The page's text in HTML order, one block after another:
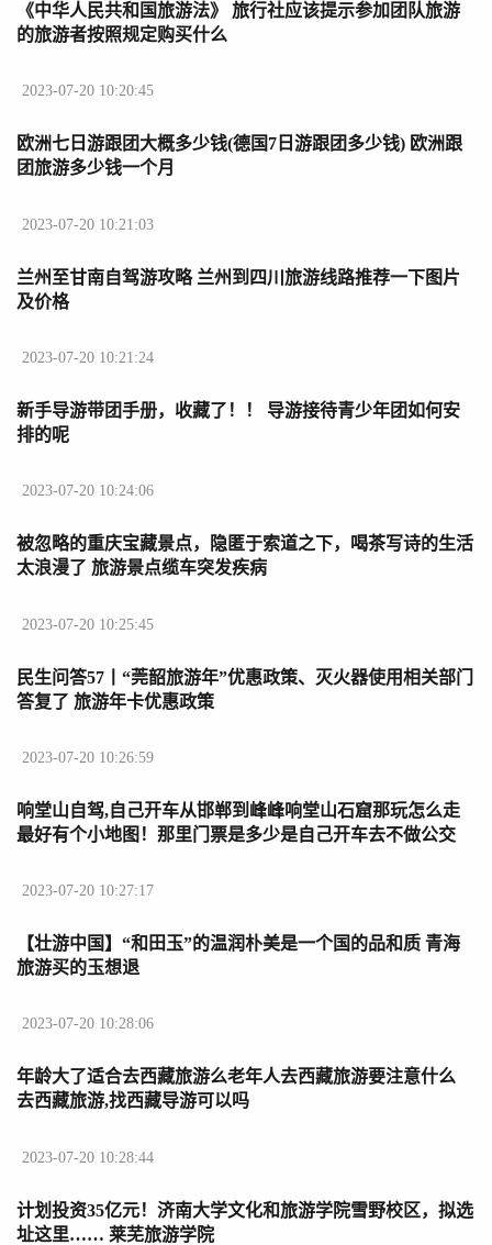
《中华人民共和国旅游法》 旅行社应该提示参加团队旅游
的旅游者按照规定购买什么
2023-07-20 10:20:45
欧洲七日游跟团大概多少钱(德国7日游跟团多少钱) 欧洲跟
团旅游多少钱一个月
2023-07-20 10:21:03
兰州至甘南自驾游攻略 兰州到四川旅游线路推荐一下图片
及价格
2023-07-20 10:21:24
新手导游带团手册，收藏了！！ 导游接待青少年团如何安
排的呢
2023-07-20 10:24:06
被忽略的重庆宝藏景点，隐匿于索道之下，喝茶写诗的生活
太浪漫了 旅游景点缆车突发疾病
2023-07-20 10:25:45
民生问答57丨“莞韶旅游年”优惠政策、灭火器使用相关部门
答复了 旅游年卡优惠政策
2023-07-20 10:26:59
响堂山自驾,自己开车从邯郸到峰峰响堂山石窟那玩怎么走
最好有个小地图！那里门票是多少是自己开车去不做公交
2023-07-20 10:27:17
【壮游中国】“和田玉”的温润朴美是一个国的品和质 青海
旅游买的玉想退
2023-07-20 10:28:06
年龄大了适合去西藏旅游么老年人去西藏旅游要注意什么
去西藏旅游,找西藏导游可以吗
2023-07-20 10:28:44
计划投资35亿元！济南大学文化和旅游学院雪野校区，拟选
址这里…… 莱芜旅游学院